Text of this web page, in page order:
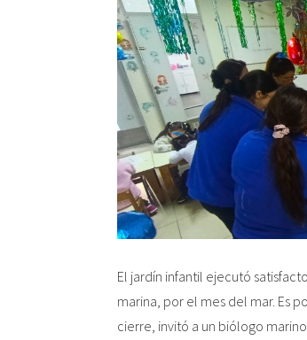
El jardín infantil ejecutó
marina, por el mes del mar. Es
cierre, invitó a un biólogo